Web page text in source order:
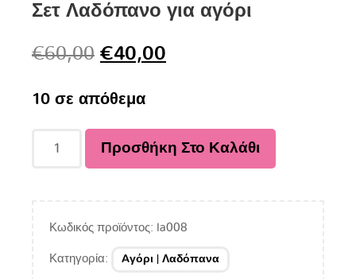
Σετ Λαδόπανο για αγόρι
€60,00 €40,00
10 σε απόθεμα
Προσθήκη Στο Καλάθι
Κωδικός προϊόντος: la008
Κατηγορία: Aγόρι | Λαδόπανα